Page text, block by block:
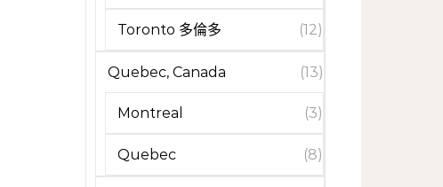
Toronto 多倫多 (12)
Quebec, Canada (13)
Montreal (3)
Quebec (8)